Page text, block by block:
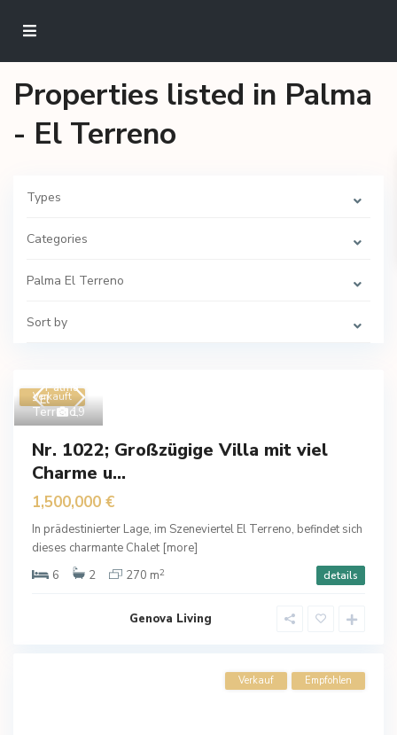
Properties listed in Palma
- El Terreno
Types
Categories
Palma El Terreno
Sort by
19
Palma
- El
Terreno,
Verkauft
Nr. 1022; Großzügige Villa mit viel
Charme u...
1,500,000 €
In prädestinierter Lage, im Szeneviertel El Terreno, befindet sich
dieses charmante Chalet [more]
6
2 270 m2 details
Genova Living
Verkauf Empfohlen